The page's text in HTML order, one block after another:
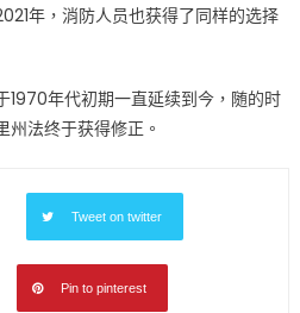
年，消防人员也获得了同样的选择
1970年代初期一直延续到今，随的时
法终于获得修正。
Tweet on twitter
Pin to pinterest